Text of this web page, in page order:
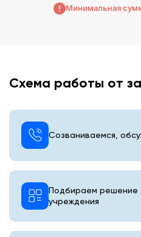
Минимальная
Схема работы от
Созваниваемся,
Подбираем решение
учреждения